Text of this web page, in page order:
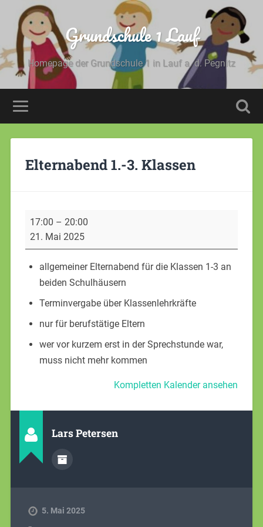
Grundschule 1 Lauf
Homepage der Grundschule 1 in Lauf a. d. Pegnitz
Elternabend 1.-3. Klassen
17:00 – 20:00
21. Mai 2025
allgemeiner Elternabend für die Klassen 1-3 an
beiden Schulhäusern
Terminvergabe über Klassenlehrkräfte
nur für berufstätige Eltern
wer vor kurzem erst in der Sprechstunde war,
muss nicht mehr kommen
Kompletten Kalender ansehen
Lars Petersen
5. Mai 2025